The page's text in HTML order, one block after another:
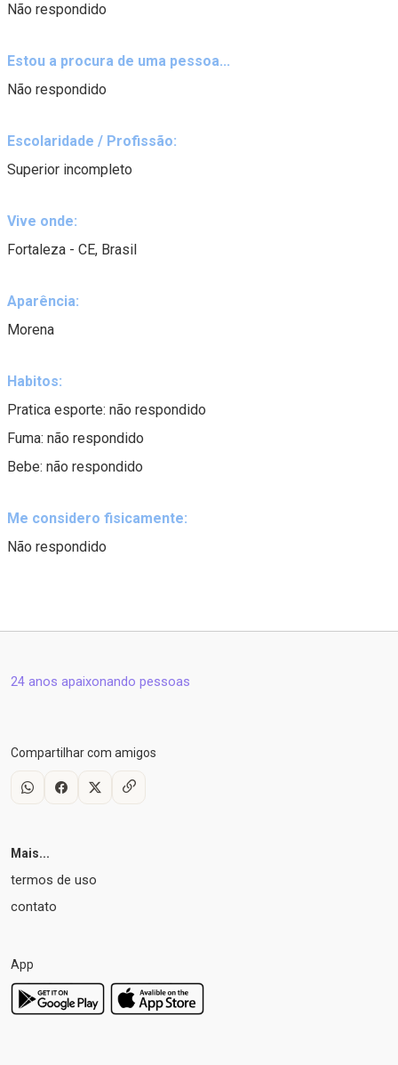
Não respondido
Estou a procura de uma pessoa...
Não respondido
Escolaridade / Profissão:
Superior incompleto
Vive onde:
Fortaleza - CE, Brasil
Aparência:
Morena
Habitos:
Pratica esporte: não respondido
Fuma: não respondido
Bebe: não respondido
Me considero fisicamente:
Não respondido
24 anos apaixonando pessoas
Compartilhar com amigos
Mais...
termos de uso
contato
App